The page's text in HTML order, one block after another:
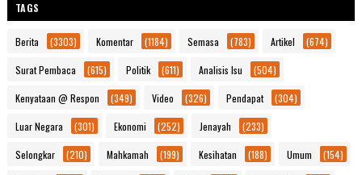
TAGS
Berita (3303) Komentar (1184) Semasa (783) Artikel (674)
Surat Pembaca (615) Politik (611) Analisis Isu (504)
Kenyataan @ Respon (349) Video (326) Pendapat (304)
Luar Negara (301) Ekonomi (252) Jenayah (233)
Selongkar (210) Mahkamah (199) Kesihatan (188) Umum (154)